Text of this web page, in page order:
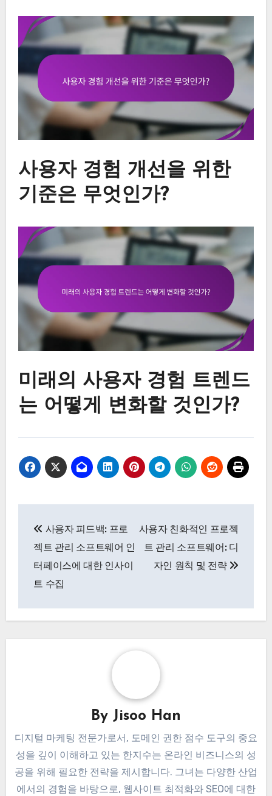
사용자 경험 개선을 위한
기준은 무엇인가?
미래의 사용자 경험 트렌드
는 어떻게 변화할 것인가?
navigation
사용자 피드백: 프로
젝트 관리 소프트웨어 인
터페이스에 대한 인사이
트 수집
사용자 친화적인 프로젝
트 관리 소프트웨어: 디
자인 원칙 및 전략
By Jisoo Han
디지털 마케팅 전문가로서, 도메인 권한 점수 도구의 중요
성을 깊이 이해하고 있는 한지수는 온라인 비즈니스의 성
공을 위해 필요한 전략을 제시합니다. 그녀는 다양한 산업
에서의 경험을 바탕으로, 웹사이트 최적화와 SEO에 대한